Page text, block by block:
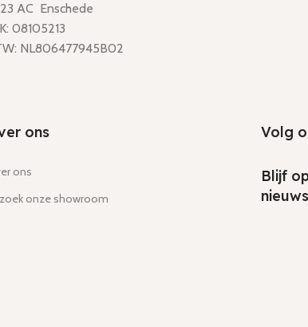
AC Enschede
08105213
NL806477945B02
ons
ons
onze showroom
Volg
Blijf